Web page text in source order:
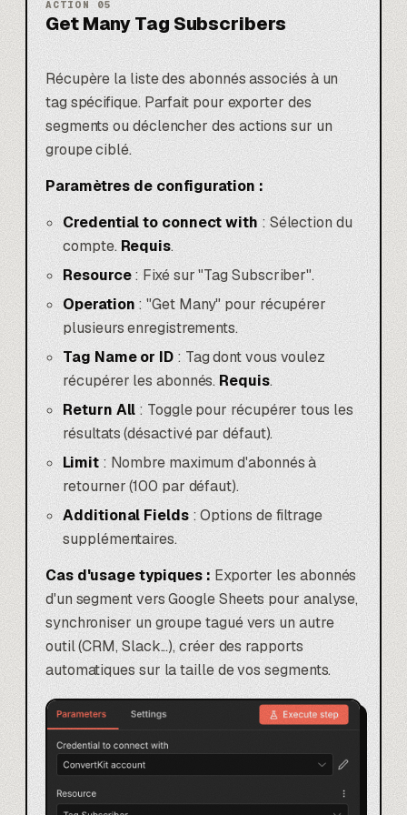
ACTION 05
Get Many Tag Subscribers
Récupère la liste des abonnés associés à un
tag spécifique. Parfait pour exporter des
segments ou déclencher des actions sur un
groupe ciblé.
Paramètres de configuration :
Credential to connect with: Sélection du
compte.Requis.
Resource: Fixé sur "Tag Subscriber".
Operation: "Get Many" pour récupérer
plusieurs enregistrements.
Tag Name or ID : Tag dont vous voulez
récupérer les abonnés.Requis.
Return All: Toggle pour récupérer tous les
résultats (désactivé par défaut).
Limit: Nombre maximum d'abonnés à
retourner (100 par défaut).
Additional Fields: Options de filtrage
supplémentaires.
Cas d'usage typiques :Exporter les abonnés
d'un segment vers Google Sheets pour analyse,
synchroniser un groupe tagué vers un autre
outil (CRM, Slack...), créer des rapports
automatiques sur la taille de vos segments.